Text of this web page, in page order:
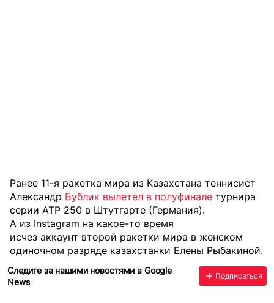
Ранее 11-я ракетка мира из Казахстана теннисист
Александр Бублик вылетел в полуфинале турнира
серии ATP 250 в Штутгарте (Германия).
А из Instagram на какое-то время
исчез аккаунт второй ракетки мира в женском
одиночном разряде казахстанки Елены Рыбакиной.
Следите за нашими новостями в Google
News
Подписаться